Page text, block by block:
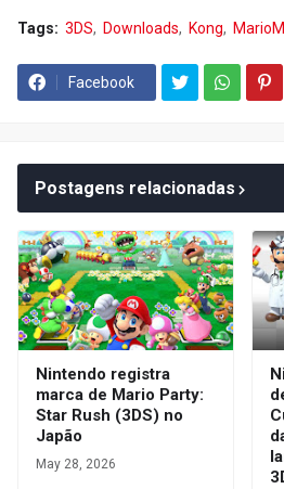
Tags: 3DS Downloads Kong
Facebook
Postagens relacionadas
Nintendo registra
marca de Mario Party:
Star Rush (3DS) no
Japão
May 28, 2026